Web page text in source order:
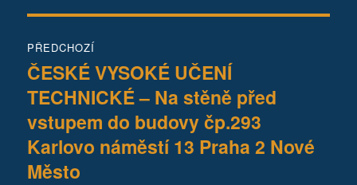
pro
příspěvek
PŘEDCHOZÍ
Předchozí
příspěvek:
ČESKÉ VYSOKÉ UČENÍ
TECHNICKÉ – Na stěně před
vstupem do budovy čp.293
Karlovo náměstí 13 Praha 2 Nové
Město